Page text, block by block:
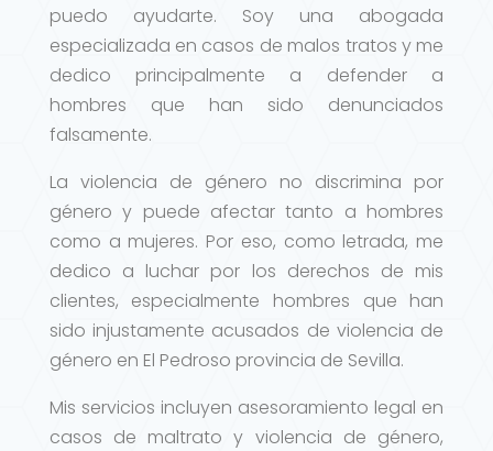
puedo ayudarte. Soy una abogada
especializada en casos de malos tratos y me
dedico principalmente a defender a
hombres que han sido denunciados
falsamente.
La violencia de género no discrimina por
género y puede afectar tanto a hombres
como a mujeres. Por eso, como letrada, me
dedico a luchar por los derechos de mis
clientes, especialmente hombres que han
sido injustamente acusados de violencia de
género en El Pedroso provincia de Sevilla.
Mis servicios incluyen asesoramiento legal en
casos de maltrato y violencia de género,